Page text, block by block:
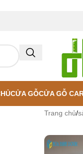
CỬA GỖCỬA GỖ
Trang chủ/